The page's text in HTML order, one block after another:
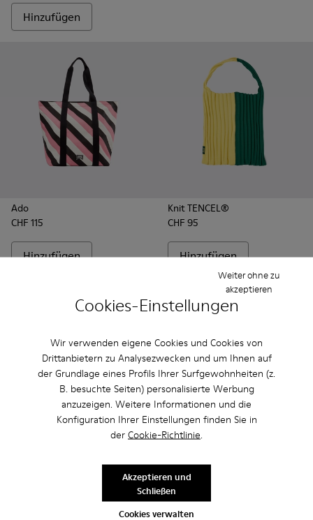
Cookies-Einstellungen
Wir verwenden eigene Cookies und Cookies von
Drittanbietern zu Analysezwecken und um Ihnen auf
der Grundlage eines Profils Ihrer Surfgewohnheiten (z.
B. besuchte Seiten) personalisierte Werbung
anzuzeigen. Weitere Informationen und die
Konfiguration Ihrer Einstellungen finden Sie in
der Cookie-Richtlinie.
Cookies verwalten
Weiter ohne zu
akzeptieren
Akzeptieren und
Schließen
Hinzufügen
Ado
CHF 115
Hinzufügen
Knit TENCEL®
CHF 95
Hinzufügen
Alle Accessoires
ansehen
Alle unsere Aktionen anzeigen